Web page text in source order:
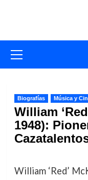
primario
Biografías Música y
William
1948):
William ‘Red’